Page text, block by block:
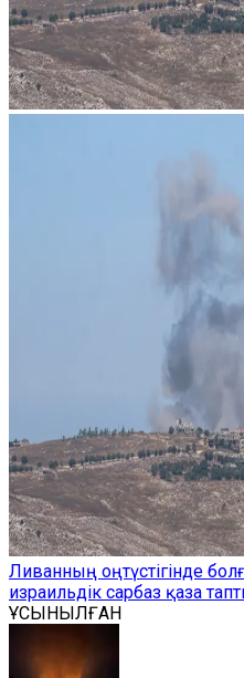
Ливанның оңтүстігінде
израильдік сарбаз қаза
ҰСЫНЫЛҒАН